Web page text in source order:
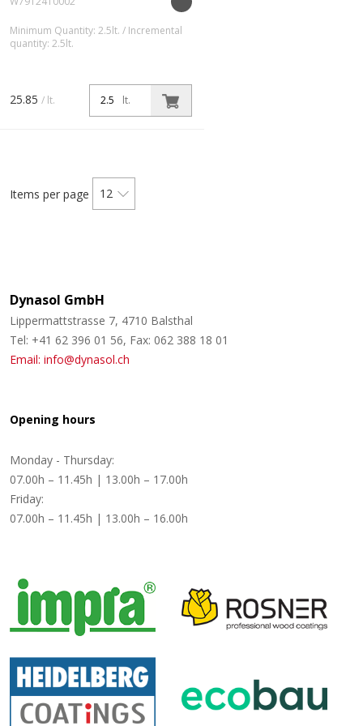
Minimum Quantity: 2.5lt. / Incremental
quantity: 2.5lt.
Renovationsgrund für Holz im
Aussenbereich. Farbige,
offenporige Lasur mit
vorbeugendem Filmschutz gegen
lt.
25.85 / lt.
Items per page 12
Dynasol GmbH
Lippermattstrasse 7, 4710 Balsthal
Tel: +41 62 396 01 56, Fax: 062 388 18 01
Email: info@dynasol.ch
Opening hours
Monday - Thursday:
07.00h – 11.45h | 13.00h – 17.00h
Friday:
07.00h – 11.45h | 13.00h – 16.00h